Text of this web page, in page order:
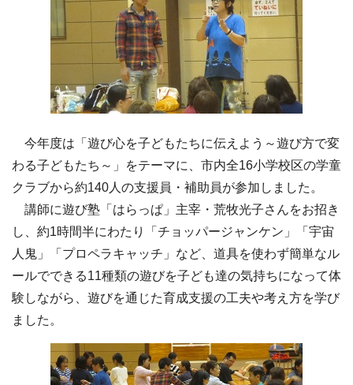
今年度は「遊び心を子どもたちに伝えよう～遊び方で変
わる子どもたち～」をテーマに、市内全16小学校区の学童
クラブから約140人の支援員・補助員が参加しました。
講師に遊び塾「はらっぱ」主宰・荒牧光子さんをお招き
し、約1時間半にわたり「チョッパージャンケン」「宇宙
人鬼」「プロペラキャッチ」など、道具を使わず簡単なル
ールでできる11種類の遊びを子ども達の気持ちになって体
験しながら、遊びを通じた育成支援の工夫や考え方を学び
ました。